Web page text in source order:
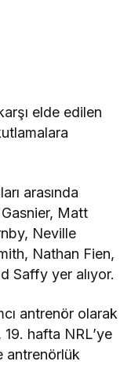
elde edilen
arasında
Matt
Neville
Nathan Fien,
Saffy yer alıyor.
antrenör olarak
hafta NRL’ye
antrenörlük